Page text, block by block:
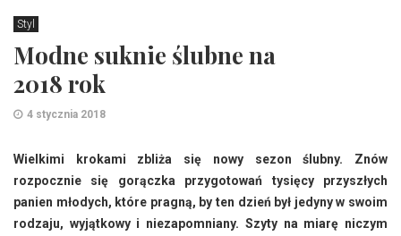
Styl
Modne suknie ślubne na
2018 rok
4 stycznia 2018
Wielkimi krokami zbliża się nowy sezon ślubny. Znów
rozpocznie się gorączka przygotowań tysięcy przyszłych
panien młodych, które pragną, by ten dzień był jedyny w swoim
rodzaju, wyjątkowy i niezapomniany. Szyty na miarę niczym